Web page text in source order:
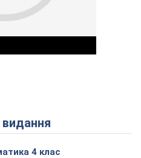
Play Video
видання
4 клас